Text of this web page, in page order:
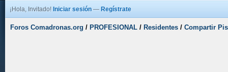
¡Hola, Invitado! Iniciar sesión — Regístrate
Foros Comadronas.org / PROFESIONAL / Residentes / Compartir